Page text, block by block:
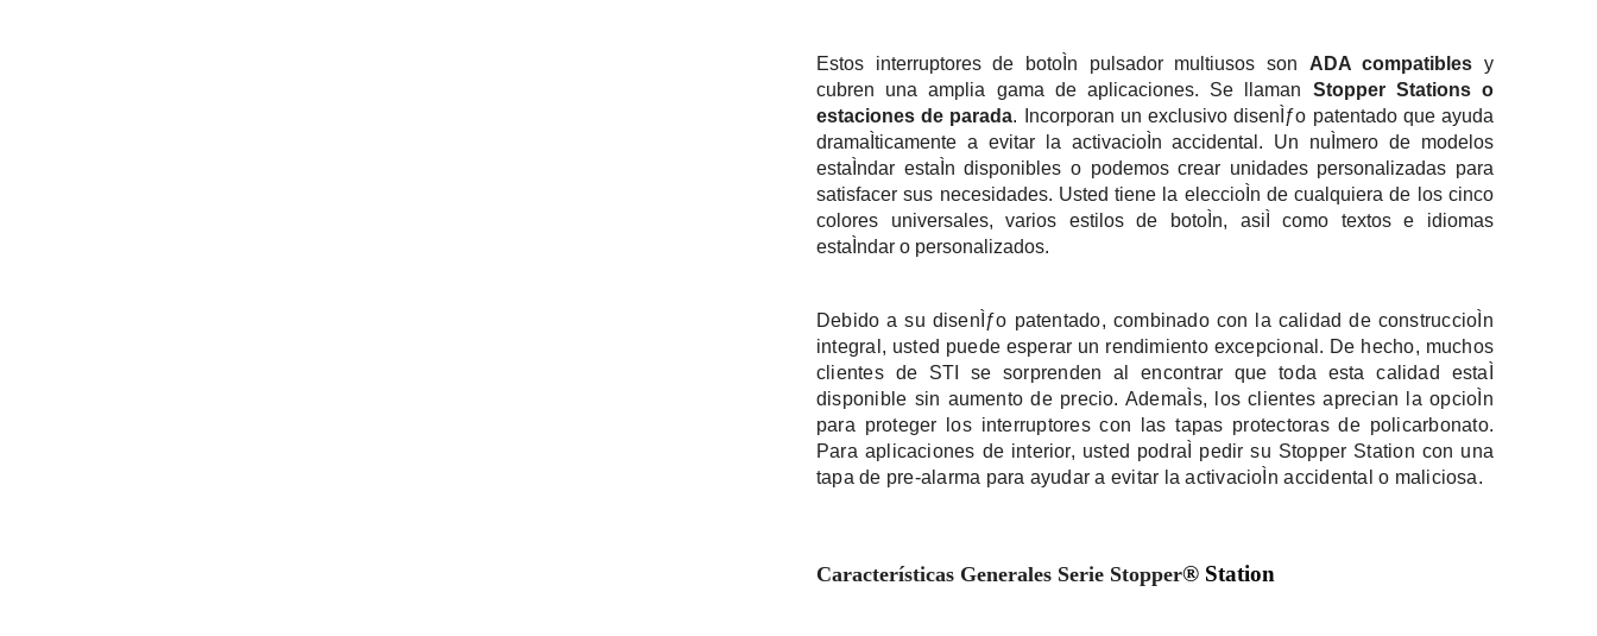
Estos interruptores de botoÌn pulsador multiusos son ADA compatibles y
cubren una amplia gama de aplicaciones. Se llaman Stopper Stations o
estaciones de parada. Incorporan un exclusivo disenÌƒo patentado que ayuda
dramaÌticamente a evitar la activacioÌn accidental. Un nuÌmero de modelos
estaÌndar estaÌn disponibles o podemos crear unidades personalizadas para
satisfacer sus necesidades. Usted tiene la eleccioÌn de cualquiera de los cinco
colores universales, varios estilos de botoÌn, asiÌ como textos e idiomas
estaÌndar o personalizados.
Debido a su disenÌƒo patentado, combinado con la calidad de construccioÌn
integral, usted puede esperar un rendimiento excepcional. De hecho, muchos
clientes de STI se sorprenden al encontrar que toda esta calidad estaÌ
disponible sin aumento de precio. AdemaÌs, los clientes aprecian la opcioÌn
para proteger los interruptores con las tapas protectoras de policarbonato.
Para aplicaciones de interior, usted podraÌ pedir su Stopper Station con una
tapa de pre-alarma para ayudar a evitar la activacioÌn accidental o maliciosa.
Características Generales Serie Stopper® Station